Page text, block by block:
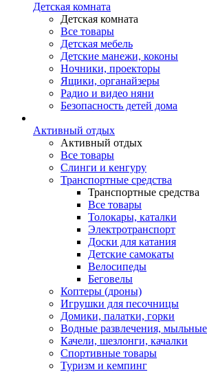
Детская комната
Детская комната
Все товары
Детская мебель
Детские манежи, коконы
Ночники, проекторы
Ящики, органайзеры
Радио и видео няни
Безопасность детей дома
Активный отдых
Активный отдых
Все товары
Слинги и кенгуру
Транспортные средства
Транспортные средства
Все товары
Толокары, каталки
Электротранспорт
Доски для катания
Детские самокаты
Велосипеды
Беговелы
Коптеры (дроны)
Игрушки для песочницы
Домики, палатки, горки
Водные развлечения,
Качели, шезлонги, качалки
Спортивные товары
Туризм и кемпинг